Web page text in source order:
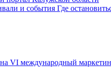
и события Где
VI международный